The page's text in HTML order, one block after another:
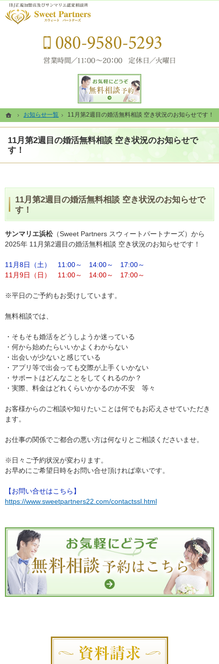
ホーム
お知らせ一覧 11月第2週目の婚活無料相談 空き状況のお知らせです！
11月第2週目の婚活無料相談 空き状況のお知らせで
す！
静岡県浜松市の結婚相談所なら当相談所へ。
静岡県浜松市の結婚相談所なら素敵なご結婚をコーディネートするSweet Partners（スウ
11月第2週目の婚活無料相談 空き状況のお知らせで
す！
サンマリエ浜松（Sweet Partners スウィートパートナーズ）から
2025年 11月第2週目の婚活無料相談 空き状況のお知らせです！
11月8日（土） 11:00～ 14:00～ 17:00～
11月9日（日） 11:00～ 14:00～ 17:00～
※平日のご予約もお受けしています。
無料相談では、
・そもそも婚活をどうしようか迷っている
・何から始めたらいいかよくわからない
・出会いが少ないと感じている
・アプリ等で出会っても交際が上手くいかない
・サポートはどんなことをしてくれるのか？
・実際、料金はどれくらいかかるのか不安 等々
お客様からのご相談や知りたいことは何でもお応えさせていただき
ます。
お仕事の関係でご都合の悪い方は何なりとご相談くださいませ。
※日々ご予約状況が変わります。
お早めにご希望日時をお問い合せ頂ければ幸いです。
【お問い合せはこちら】
https://www.sweetpartners22.com/contactssl.html
ホーム
お知らせ一覧 11月第2週目の婚活無料相談 空き状況のお知らせです！